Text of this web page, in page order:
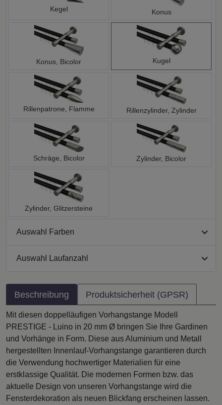
Kegel Konus
Konus, Bicolor Kugel
Rillenpatrone, Flamme Rillenzylinder, Zylinder
Schräge, Bicolor Zylinder, Bicolor
Zylinder, Glitzersteine
Auswahl Farben
Auswahl Laufanzahl
Beschreibung Produktsicherheit (GPSR)
Mit diesen doppelläufigen Vorhangstange Modell
PRESTIGE - Luino in 20 mm Ø bringen Sie Ihre Gardinen
und Vorhänge in Form. Diese aus Aluminium und Metall
hergestellten Innenlauf-Vorhangstange garantieren durch
die Verwendung hochwertiger Materialien für eine
erstklassige Qualität. Die modernen Formen bzw. das
aktuelle Design von unseren Vorhangstange wird die
Fensterdekoration als neuen Blickfang erscheinen lassen.